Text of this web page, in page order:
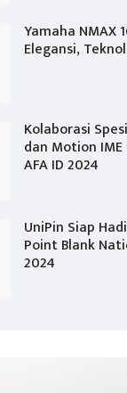
Yamaha NMAX
Elegansi,
Kolaborasi
dan Motion
AFA ID 2024
UniPin Siap
Point Blank
2024